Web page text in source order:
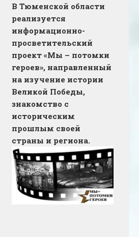
В Тюменской области
реализуется
информационно-
просветительский
проект «Мы – потомки
героев», направленный
на изучение истории
Великой Победы,
знакомство с
историческим
прошлым своей
страны и региона.